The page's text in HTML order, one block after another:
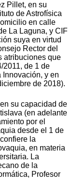
Pillet, en su
de Astrofísica
en calle
La Laguna, y CIF
suya en virtud
Rector del
atribuciones que
2011, de 1 de
y en
de 2018).
su capacidad de
(en adelante
por el
desde el 1 de
la
en materia
La
de la
Profesor